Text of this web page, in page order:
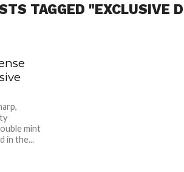
TAGGED "EXCLUSIVE
mint
in the...